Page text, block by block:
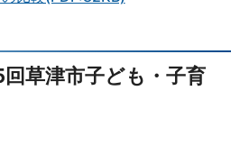
草津市子ども・子育